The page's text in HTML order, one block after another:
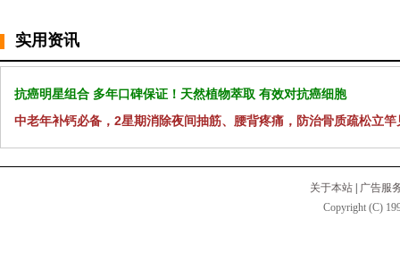
实用资讯
抗癌明星组合 多年口碑保证！天然植物萃取 有效对抗癌细胞
中老年补钙必备，2星期消除夜间抽筋、腰背疼痛，防治骨质疏松立竿
关于本站
广告服
Copyright (C)